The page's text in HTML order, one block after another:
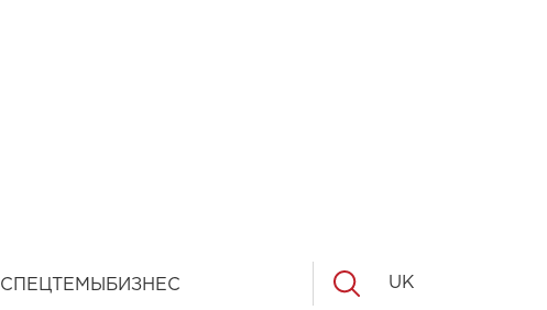
СПЕЦТЕМЫ БИЗНЕС UK